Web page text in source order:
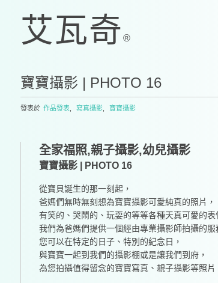
寶寶攝影 | PHOTO 16
發表於 作品發表, 寫真攝影, 寶寶攝影
全家福照,親子攝影,幼兒攝影
寶寶攝影 | PHOTO 16
從寶貝誕生的那一刻起，
爸媽們無時無刻想為寶寶攝影可愛純真的照片，
有笑的、哭鬧的、玩耍的等等各種天真可愛的表
我們為爸媽們提供一個經由專業攝影師拍攝的服
您可以在特定的日子、特別的紀念日，
與寶寶一起到我們的攝影棚或是讓我們到府，
為您拍攝值得留念的寶寶寫真、親子攝影等照片